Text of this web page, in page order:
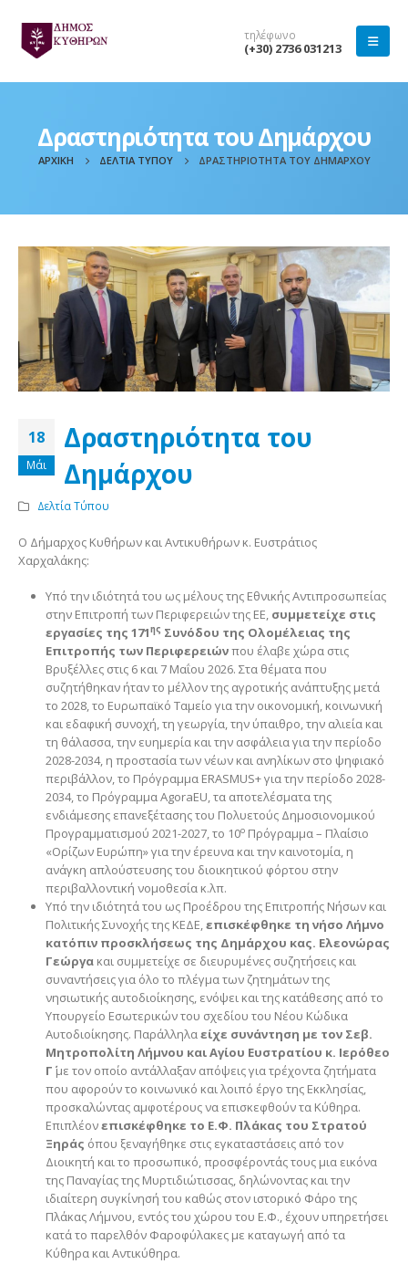
τηλέφωνο
(+30) 2736 031213
Δραστηριότητα του Δημάρχου
ΑΡΧΙΚΉ ΔΕΛΤΊΑ ΤΎΠΟΥ ΔΡΑΣΤΗΡΙΌΤΗΤΑ ΤΟΥ ΔΗΜΆΡΧΟΥ
18
Μάι
Δραστηριότητα του
Δημάρχου
Δελτία Τύπου
Ο Δήμαρχος Κυθήρων και Αντικυθήρων κ. Ευστράτιος
Χαρχαλάκης:
Υπό την ιδιότητά του ως μέλους της Εθνικής Αντιπροσωπείας
στην Επιτροπή των Περιφερειών της ΕΕ, συμμετείχε στις
εργασίες της 171ης Συνόδου της Ολομέλειας της
Επιτροπής των Περιφερειώνπου έλαβε χώρα στις
Βρυξέλλες στις 6 και 7 Μαΐου 2026. Στα θέματα που
συζητήθηκαν ήταν το μέλλον της αγροτικής ανάπτυξης μετά
το 2028, το Ευρωπαϊκό Ταμείο για την οικονομική, κοινωνική
και εδαφική συνοχή, τη γεωργία, την ύπαιθρο, την αλιεία και
τη θάλασσα, την ευημερία και την ασφάλεια για την περίοδο
2028-2034, η προστασία των νέων και ανηλίκων στο ψηφιακό
περιβάλλον, το Πρόγραμμα ERASMUS+ για την περίοδο 2028-
2034, το Πρόγραμμα AgoraEU, τα αποτελέσματα της
ενδιάμεσης επανεξέτασης του Πολυετούς Δημοσιονομικού
Προγραμματισμού 2021-2027, το 10οΠρόγραμμα – Πλαίσιο
«Ορίζων Ευρώπη» για την έρευνα και την καινοτομία, η
ανάγκη απλούστευσης του διοικητικού φόρτου στην
περιβαλλοντική νομοθεσία κ.λπ.
Υπό την ιδιότητά του ως Προέδρου της Επιτροπής Νήσων και
Πολιτικής Συνοχής της ΚΕΔΕ,επισκέφθηκε τη νήσο Λήμνο
κατόπιν προσκλήσεως της Δημάρχου κας. Ελεονώρας
Γεώργακαι συμμετείχε σε διευρυμένες συζητήσεις και
συναντήσεις για όλο το πλέγμα των ζητημάτων της
νησιωτικής αυτοδιοίκησης, ενόψει και της κατάθεσης από το
Υπουργείο Εσωτερικών του σχεδίου του Νέου Κώδικα
Αυτοδιοίκησης. Παράλληλαείχε συνάντηση με τον Σεβ.
Μητροπολίτη Λήμνου και Αγίου Ευστρατίου κ. Ιερόθεο
Γ΄ με τον οποίο αντάλλαξαν απόψεις για τρέχοντα ζητήματα
που αφορούν το κοινωνικό και λοιπό έργο της Εκκλησίας,
προσκαλώντας αμφοτέρους να επισκεφθούν τα Κύθηρα.
Επιπλέονεπισκέφθηκε το Ε.Φ. Πλάκας του Στρατού
Ξηράς όπου ξεναγήθηκε στις εγκαταστάσεις από τον
Διοικητή και το προσωπικό, προσφέροντάς τους μια εικόνα
της Παναγίας της Μυρτιδιώτισσας, δηλώνοντας και την
ιδιαίτερη συγκίνησή του καθώς στον ιστορικό Φάρο της
Πλάκας Λήμνου, εντός του χώρου του Ε.Φ., έχουν υπηρετήσει
κατά το παρελθόν Φαροφύλακες με καταγωγή από τα
Κύθηρα και Αντικύθηρα.